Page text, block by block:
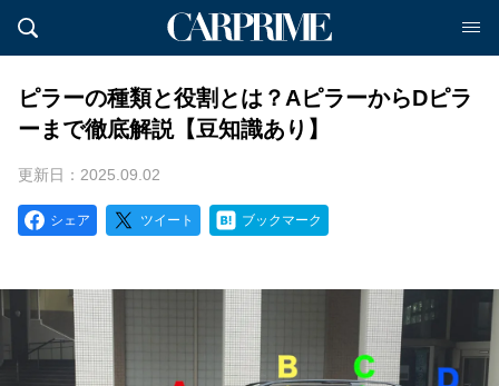
ピラーの種類と役割とは？AピラーからDピラ
ーまで徹底解説【豆知識あり】
更新日：2025.09.02
シェア ツイート ブックマーク